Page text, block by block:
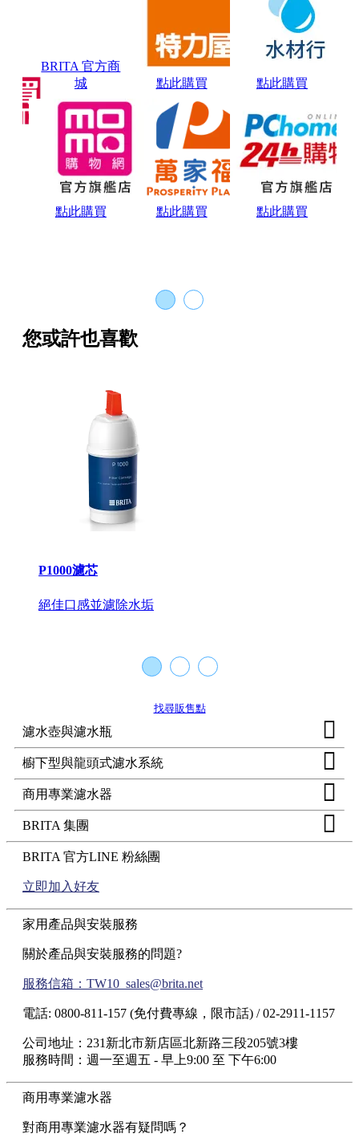
BRITA 官方商
城
點此購買 點此購買
點此購買 點此購買 點此購買
您或許也喜歡
P1000濾芯
絕佳口感並濾除水垢
找尋販售點
濾水壺與濾水瓶
櫥下型與龍頭式濾水系統
商用專業濾水器
BRITA 集團
BRITA 官方LINE 粉絲團
立即加入好友
家用產品與安裝服務
關於產品與安裝服務的問題?
服務信箱：TW10_sales@brita.net
電話: 0800-811-157 (免付費專線，限市話) / 02-2911-1157
公司地址：231新北市新店區北新路三段205號3樓
服務時間：週一至週五 - 早上9:00 至 下午6:00
商用專業濾水器
對商用專業濾水器有疑問嗎？